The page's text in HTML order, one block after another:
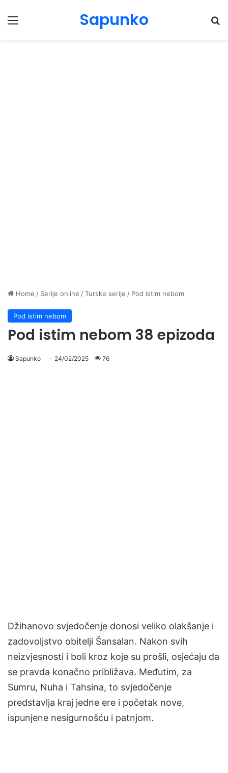
Menu Sapunko
Home / Serije online /Turske serije / Pod istim nebom
Pod istim nebom
Pod istim nebom 38 epizoda
Sapunko 24/02/2025 76
Džihanovo svjedočenje donosi veliko olakšanje i
zadovoljstvo obitelji Šansalan. Nakon svih
neizvjesnosti i boli kroz koje su prošli, osjećaju da
se pravda konačno približava. Međutim, za
Sumru, Nuha i Tahsina, to svjedočenje
predstavlja kraj jedne ere i početak nove,
ispunjene nesigurnošću i patnjom.